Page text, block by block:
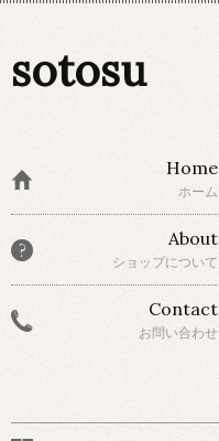
sotosu
Home
ホーム
About
ショップについて
Contact
お問い合わせ